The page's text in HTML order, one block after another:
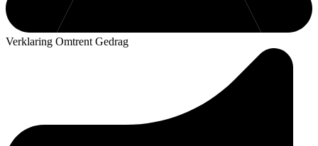
Verklaring Omtrent Gedrag